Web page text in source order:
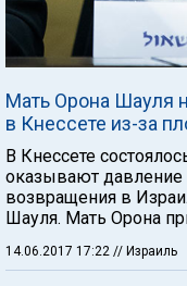
Мать Орона Шауля
в Кнессете из-за
В Кнессете
оказывают давление
возвращения в
Шауля. Мать Орона
14.06.2017 17:22 // Израиль